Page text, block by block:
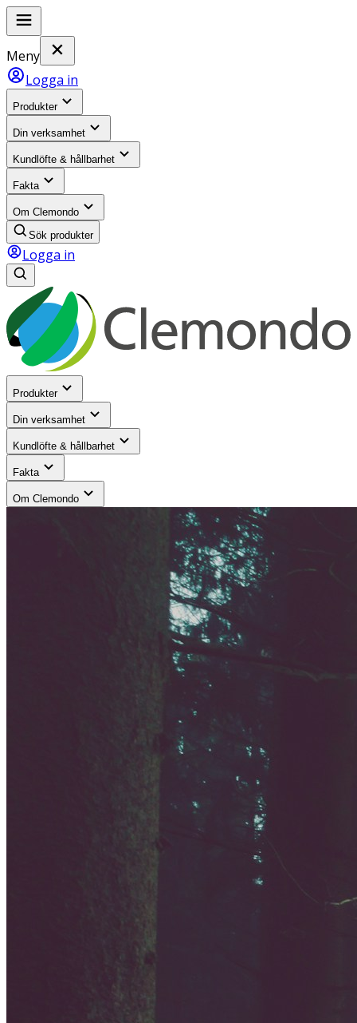
Meny
Logga in
Produkter
Din verksamhet
Kundlöfte & hållbarhet
Fakta
Om Clemondo
Sök produkter
Logga in
Produkter
Din verksamhet
Kundlöfte & hållbarhet
Fakta
Om Clemondo